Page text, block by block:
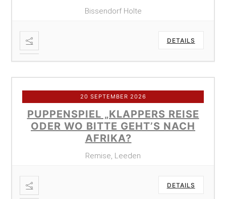
Bissendorf Holte
DETAILS
20 SEPTEMBER 2026
PUPPENSPIEL „KLAPPERS REISE
ODER WO BITTE GEHT’S NACH
AFRIKA?
Remise, Leeden
DETAILS